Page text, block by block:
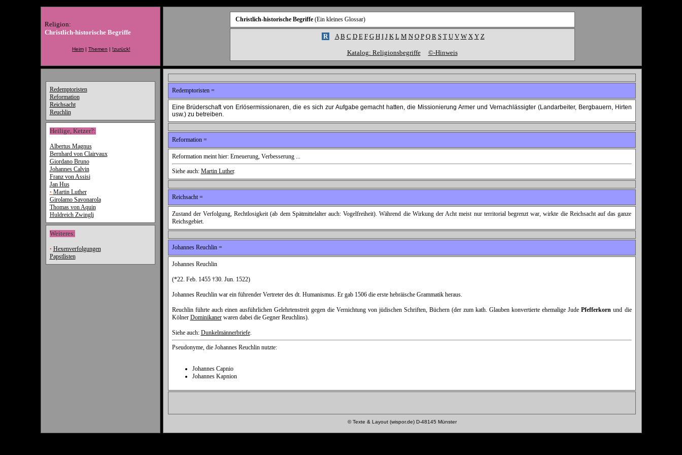
Religion:
Christlich-historische Begriffe
Heim | Themen | !zurück!
Christlich-historische Begriffe(Ein kleines Glossar)
R A B C D E F G H I J K L M N O P Q R S T U V W X Y Z
Katalog: Religionsbegriffe ©-Hinweis
Redemptoristen
Reformation
Reichsacht
Reuchlin
Heilige, Ketzer?:
Albertus Magnus
Bernhard von Clairvaux
Giordano Bruno
Johannes Calvin
Franz von Assisi
Jan Hus
• Martin Luther
Girolamo Savonarola
Thomas von Aquin
Huldreich Zwingli
Weiteres:
• Hexenverfolgungen
Papstlisten
Redemptoristen =
Eine Brüderschaft von Erlösermissionaren, die es sich zur Aufgabe gemacht hatten, die Missionierung Armer und Vernachlässigter (Landarbeiter, Bergbauern, Hirten
usw.) zu betreiben.
Reformation =
Reformation meint hier: Erneuerung, Verbesserung ...
Siehe auch: Martin Luther.
Reichsacht =
Zustand der Verfolgung, Rechtlosigkeit (ab dem Spätmittelalter auch: Vogelfreiheit). Während die Wirkung der Acht meist nur territorial begrenzt war, wirkte die Reichsacht auf das ganze
Reichsgebiet.
Johannes Reuchlin =
Johannes Reuchlin
(*22. Feb. 1455 †30. Jun. 1522)
Johannes Reuchlin war ein führender Vertreter des dt. Humanismus. Er gab 1506 die erste hebräische Grammatik heraus.
Reuchlin führte auch einen ausführlichen Gelehrtenstreit gegen die Vernichtung von jüdischen Schriften, Büchern (der zum kath. Glauben konvertierte ehemalige JudePfefferkorn und die
Kölner Dominikanerwaren dabei die Gegner Reuchlins).
Siehe auch: Dunkelmännerbriefe.
Pseudonyme, die Johannes Reuchlin nutzte:
Johannes Capnio
Johannes Kapnion
© Texte & Layout (wispor.de) D-48145 Münster